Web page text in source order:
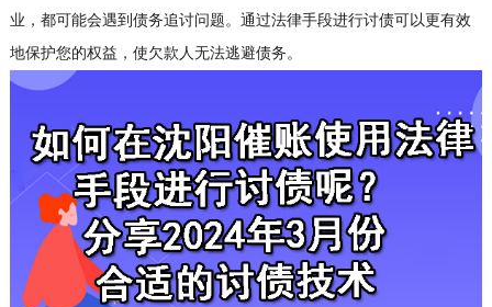
业，都可能会遇到债务追讨问题。通过法律手段进行讨债可以更有效
地保护您的权益，使欠款人无法逃避债务。